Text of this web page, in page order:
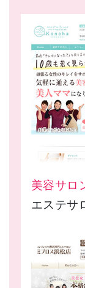
美容サロ
エステサ